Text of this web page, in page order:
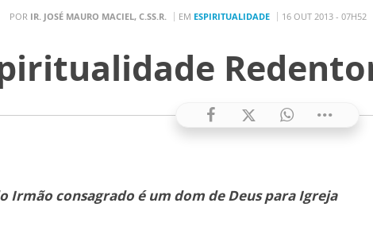
POR IR. JOSÉ MAURO MACIEL, C.SS.R. EM ESPIRITUALIDADE 16 OUT 2013 - 07H52
Irmão consagrado é um dom de Deus para Igreja